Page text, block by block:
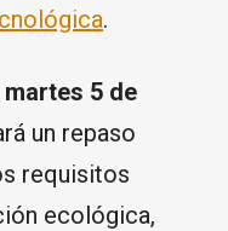
.
5 de
un repaso
requisitos
ecológica,